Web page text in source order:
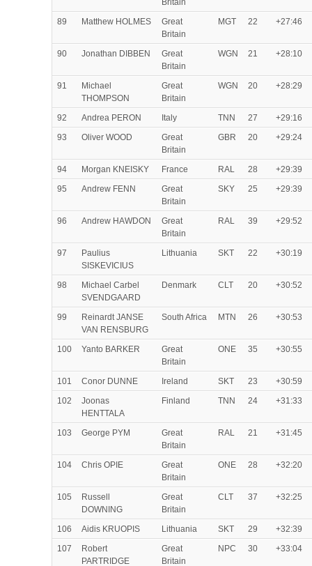
Britain
89 Matthew HOLMES
Great
Britain
MGT 22 +27:46
90 Jonathan DIBBEN
Great
Britain
WGN 21 +28:10
91
Michael
THOMPSON
Great
Britain
WGN 20 +28:29
92 Andrea PERON Italy TNN 27
+29:16
93
Oliver WOOD
Great
Britain
GBR 20 +29:24
94 Morgan KNEISKY France RAL 28
+29:39
95
Andrew FENN
Great
Britain
SKY 25 +29:39
96 Andrew HAWDON
Great
Britain
RAL 39 +29:52
97
Paulius
SISKEVICIUS
Lithuania SKT 22 +30:19
98
Michael Carbel
SVENDGAARD
Denmark CLT 20 +30:52
99
Reinardt JANSE
VAN RENSBURG
South Africa MTN 26 +30:53
100 Yanto BARKER
Great
Britain
ONE 35 +30:55
101 Conor DUNNE Ireland SKT 23
+30:59
102
Joonas
HENTTALA
Finland TNN 24 +31:33
103 George PYM
Great
Britain
RAL 21 +31:45
104 Chris OPIE
Great
Britain
ONE 28 +32:20
105
Russell
DOWNING
Great
Britain
CLT 37 +32:25
106 Aidis KRUOPIS Lithuania SKT 29
+32:39
107
Robert
PARTRIDGE
Great
Britain
NPC 30 +33:04